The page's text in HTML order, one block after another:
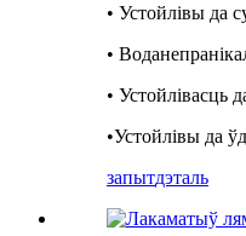
• Устойлівы да
•
• Устойлівасць
•Устойлівы да
запытдэталь